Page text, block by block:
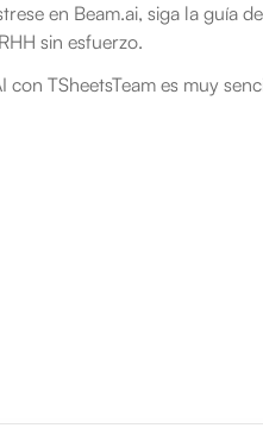
en Beam.ai, siga la guía
sin esfuerzo.
con TSheetsTeam es muy